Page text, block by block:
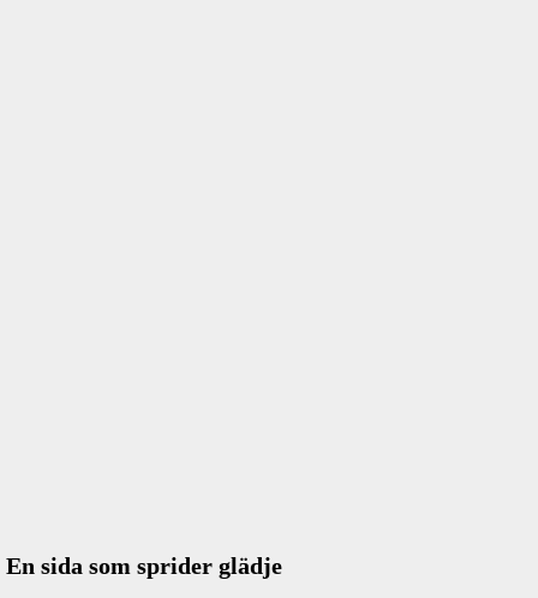
En sida som sprider glädje